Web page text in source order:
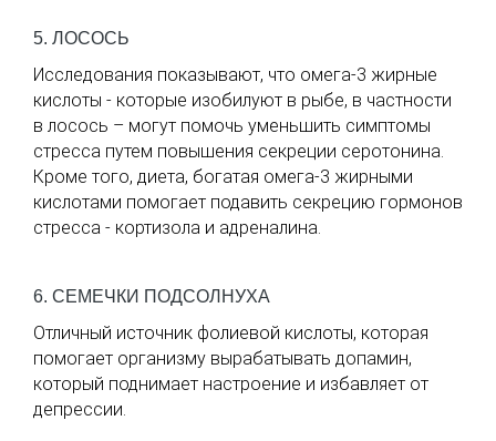
5. ЛОСОСЬ
Исследования показывают, что омега-3 жирные
кислоты - которые изобилуют в рыбе, в частности
в лосось – могут помочь уменьшить симптомы
стресса путем повышения секреции серотонина.
Кроме того, диета, богатая омега-3 жирными
кислотами помогает подавить секрецию гормонов
стресса - кортизола и адреналина.
6. СЕМЕЧКИ ПОДСОЛНУХА
Отличный источник фолиевой кислоты, которая
помогает организму вырабатывать допамин,
который поднимает настроение и избавляет от
депрессии.